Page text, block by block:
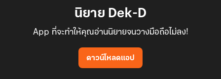
นิยาย Dek-D
App ที่จะทำให้คุณอ่านนิยายจนวางมือถือไม่ลง!
ดาวน์โหลดแอป